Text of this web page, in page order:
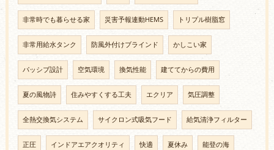
非常時でも暮らせる家 災害予報連動HEMS トリプル樹脂窓
非常用給水タンク 防風外付けブラインド かしこい家
パッシブ設計 空気環境 換気性能 建ててからの費用
夏の風物詩 住みやすくする工夫 エクリア 気圧調整
全熱交換気システム サイクロン式吸気フード 給気清浄フィルター
正圧 インドアエアクオリティ 快適 夏休み 能登の海